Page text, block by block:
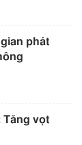
phát
Tăng vọt